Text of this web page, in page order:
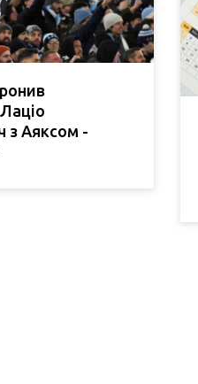
з Аяксом -